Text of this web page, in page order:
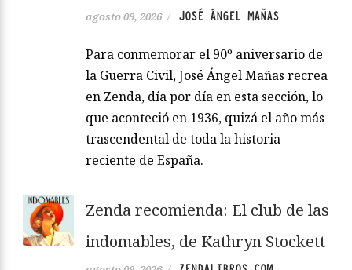
agosto 09, 2026 / JOSÉ ÁNGEL MAÑAS
Para conmemorar el 90º aniversario de
la Guerra Civil, José Ángel Mañas recrea
en Zenda, día por día en esta sección, lo
que aconteció en 1936, quizá el año más
trascendental de toda la historia
reciente de España.
Zenda recomienda: El club de las
indomables, de Kathryn Stockett